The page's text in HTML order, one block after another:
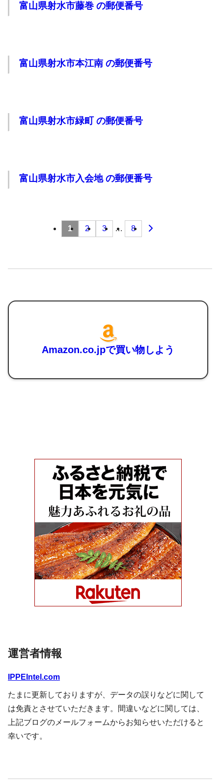
富山県射水市藤巻 の郵便番号
富山県射水市本江南 の郵便番号
富山県射水市緑町 の郵便番号
富山県射水市入会地 の郵便番号
送
1 2 3 … 8
Amazon.co.jpで買い物しよう
運営者情報
IPPEIntel.com
たまに更新しておりますが、データの誤りなどに関して
は免責とさせていただきます。間違いなどに関しては、
上記ブログのメールフォームからお知らせいただけると
幸いです。